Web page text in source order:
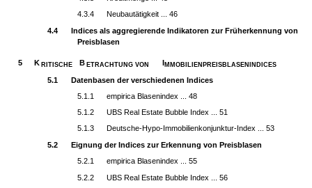
4.3.4
Neubautätigkeit ... 46
4.4
Indices als aggregierende Indikatoren zur Früherkennung von
Preisblasen
5 K RITISCHE B ETRACHTUNG VON IMMOBILIENPREISBLASENINDICES
5.1
Datenbasen der verschiedenen Indices
5.1.1
empirica Blasenindex ... 48
5.1.2
UBS Real Estate Bubble Index ... 51
5.1.3
Deutsche-Hypo-Immobilienkonjunktur-Index ... 53
5.2
Eignung der Indices zur Erkennung von Preisblasen
5.2.1
empirica Blasenindex ... 55
5.2.2
UBS Real Estate Bubble Index ... 56